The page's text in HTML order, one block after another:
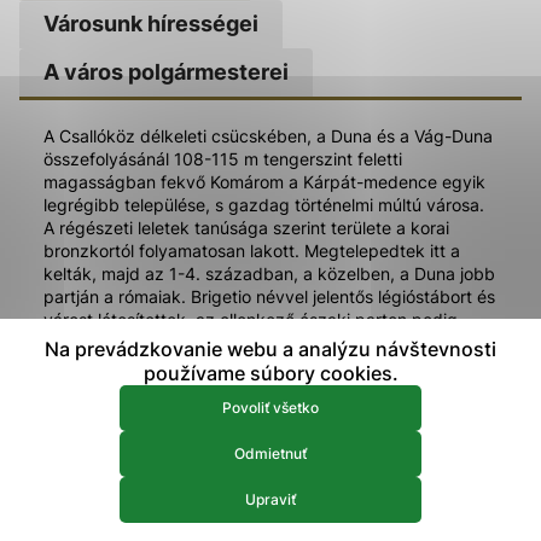
Városunk hírességei
A város polgármesterei
A Csallóköz délkeleti csücskében, a Duna és a Vág-Duna
összefolyásánál 108-115 m tengerszint feletti
magasságban fekvő Komárom a Kárpát-medence egyik
legrégibb települése, s gazdag történelmi múltú városa.
A régészeti leletek tanúsága szerint területe a korai
bronzkortól folyamatosan lakott. Megtelepedtek itt a
kelták, majd az 1-4. században, a közelben, a Duna jobb
partján a rómaiak. Brigetio névvel jelentős légióstábort és
várost létesítettek, az ellenkező északi parton pedig
Brigetio megerősített hídfőjét, Celemantiát. A
népvándorlás évszázadaiban Komárom térségében a
Közép-Ázsiából származó avarok tartózkodtak
huzamosabb ideig, és 568-tól közel kétszázötven éven
át uralták a Kárpát-medencét. Ezt támasztja alá a város
területén feltárt 8 avarkori temető gazdag leletanyaggal.
Az Avar Birodalom széthullása után néhány évvel az
Na prevádzkovanie webu a analýzu návštevnosti
používame súbory cookies.
Povoliť všetko
Odmietnuť
Upraviť
prístup k zabezpečeným oblastiam webovej stránky. Bez
Analytické
Analytické cookies pomáhajú prevádzkovateľovi stránok
pochopiť, ako návštevníci stránok stránku používajú, aby
mohol stránky optimalizovať a ponúknuť im lepšiu
skúsenosť. Všetky dáta sa zbierajú anonymne a nie je
možné ich spojiť s konkrétnou osobou.
Povoliť všetko
Uložiť nastavenia
Viac informácií